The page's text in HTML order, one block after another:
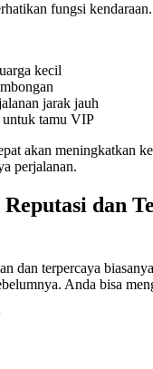
fungsi kendaraan.
kecil
jarak jauh
tamu VIP
akan meningkatkan
perjalanan.
dan
dan terpercaya
Anda bisa